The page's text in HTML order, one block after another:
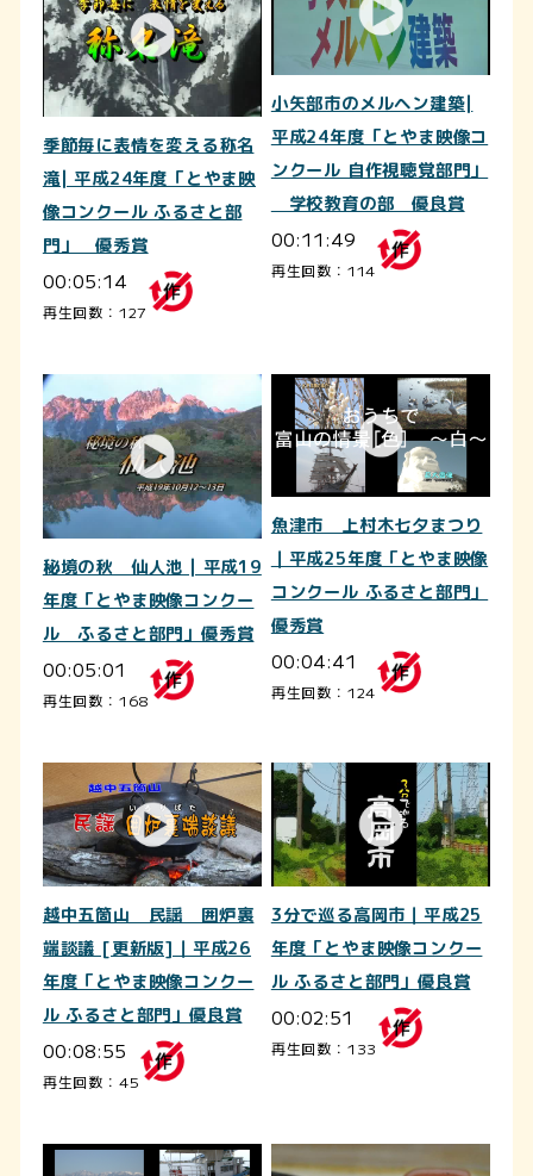
季節毎に表情を変える称名
滝| 平成24年度「とやま映
像コンクール ふるさと部
門」 優秀賞
00:05:14
再生回数：127
小矢部市のメルヘン建築|
平成24年度「とやま映像コ
ンクール 自作視聴覚部門」
学校教育の部 優良賞
00:11:49
再生回数：114
秘境の秋 仙人池 | 平成19
年度「とやま映像コンクー
ル ふるさと部門」優秀賞
00:05:01
再生回数：168
魚津市 上村木七夕まつり
｜平成25年度「とやま映像
コンクール ふるさと部門」
優秀賞
00:04:41
再生回数：124
越中五箇山 民謡 囲炉裏
端談議 [更新版]｜平成26
年度「とやま映像コンクー
ル ふるさと部門」優良賞
00:08:55
再生回数：45
3分で巡る高岡市｜平成25
年度「とやま映像コンクー
ル ふるさと部門」優良賞
00:02:51
再生回数：133